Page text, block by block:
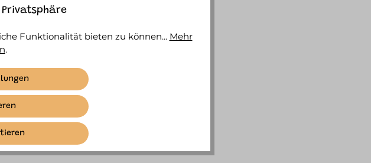
Funktionalität bieten zu können... Mehr
.